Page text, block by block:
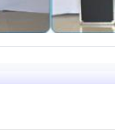
del tatuaggio del